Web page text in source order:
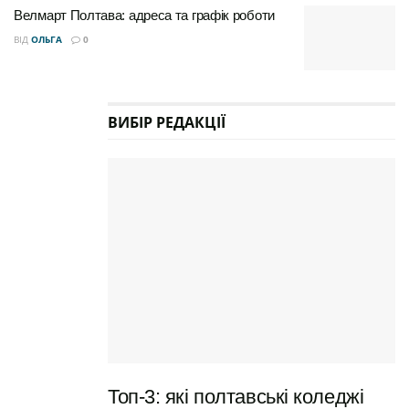
Кіото-бар Kioto Rich —
Полтави
Велмарт Полтава: адреса та графік роботи
ВІД ОЛЬГА 0
ВИБІР РЕДАКЦІЇ
Топ-3: які полтавські коледжі